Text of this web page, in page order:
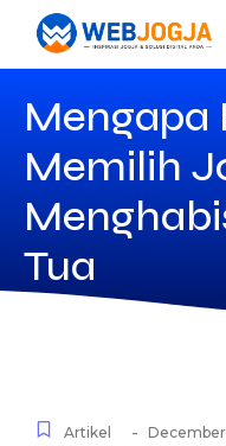
Mengapa
Memilih
Tua
Artikel -